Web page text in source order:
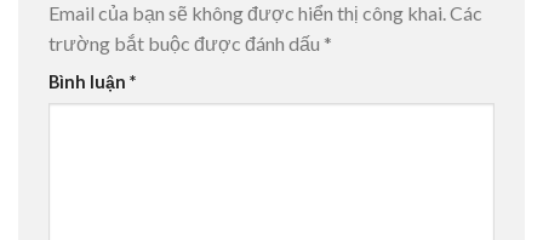
Email của bạn sẽ không được hiển thị công khai.Các
trường bắt buộc được đánh dấu *
Bình luận *